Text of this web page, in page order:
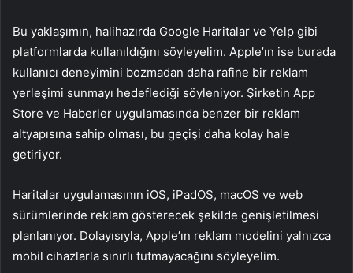
Bu yaklaşımın, halihazırda Google Haritalar ve Yelp gibi
platformlarda kullanıldığını söyleyelim. Apple’ın ise burada
kullanıcı deneyimini bozmadan daha rafine bir reklam
yerleşimi sunmayı hedeflediği söyleniyor. Şirketin App
Store ve Haberler uygulamasında benzer bir reklam
altyapısına sahip olması, bu geçişi daha kolay hale
getiriyor.
Haritalar uygulamasının iOS, iPadOS, macOS ve web
sürümlerinde reklam gösterecek şekilde genişletilmesi
planlanıyor. Dolayısıyla, Apple’ın reklam modelini yalnızca
mobil cihazlarla sınırlı tutmayacağını söyleyelim.